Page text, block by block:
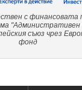
с финансовата
съюз чрез
фонд